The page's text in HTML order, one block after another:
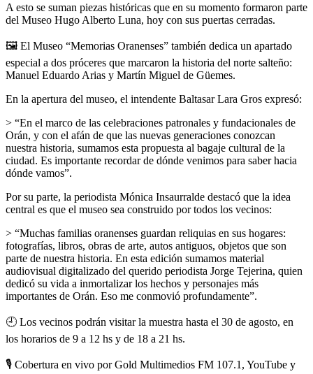
A esto se suman piezas históricas que en su momento formaron parte
del Museo Hugo Alberto Luna, hoy con sus puertas cerradas.
🖼 El Museo “Memorias Oranenses” también dedica un apartado
especial a dos próceres que marcaron la historia del norte salteño:
Manuel Eduardo Arias y Martín Miguel de Güemes.
En la apertura del museo, el intendente Baltasar Lara Gros expresó:
> “En el marco de las celebraciones patronales y fundacionales de
Orán, y con el afán de que las nuevas generaciones conozcan
nuestra historia, sumamos esta propuesta al bagaje cultural de la
ciudad. Es importante recordar de dónde venimos para saber hacia
dónde vamos”.
Por su parte, la periodista Mónica Insaurralde destacó que la idea
central es que el museo sea construido por todos los vecinos:
> “Muchas familias oranenses guardan reliquias en sus hogares:
fotografías, libros, obras de arte, autos antiguos, objetos que son
parte de nuestra historia. En esta edición sumamos material
audiovisual digitalizado del querido periodista Jorge Tejerina, quien
dedicó su vida a inmortalizar los hechos y personajes más
importantes de Orán. Eso me conmovió profundamente”.
🕘 Los vecinos podrán visitar la muestra hasta el 30 de agosto, en
los horarios de 9 a 12 hs y de 18 a 21 hs.
🎙 Cobertura en vivo por Gold Multimedios FM 107.1, YouTube y